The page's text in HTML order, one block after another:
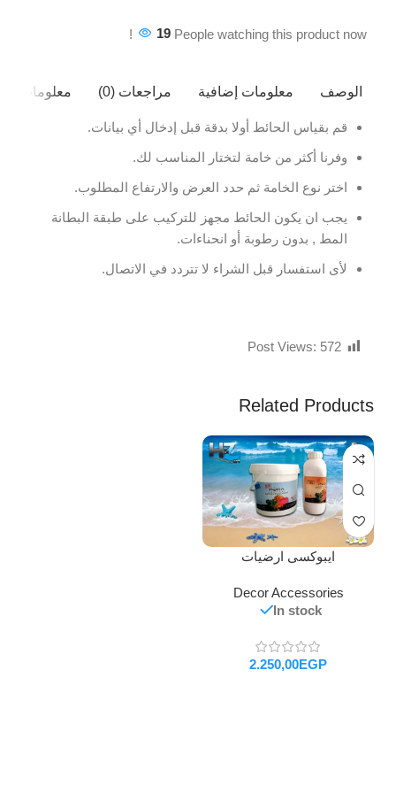
19 People watching this product now!
الوصف معلومات إضافية مراجعات (0) معلومات
قم بقياس الحائط أولا بدقة قبل إدخال أي بيانات.
وفرنا أكثر من خامة لتختار المناسب لك.
اختر نوع الخامة ثم حدد العرض والارتفاع المطلوب.
يجب ان يكون الحائط مجهز للتركيب على طبقة البطانة
المط , بدون رطوبة أو انحناءات.
لأى استفسار قبل الشراء لا تتردد في الاتصال.
Post Views: 572
Related Products
ايبوكسى ارضيات
Decor Accessories
In stock
EGP